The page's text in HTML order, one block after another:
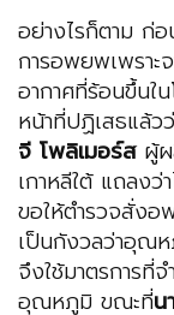
อย่างไรก็ตาม ก่
การอพยพเพราะ
อากาศที่ร้อนขึ้นใ
หน้าที่ปฏิเสธแล้ว
จี โพลิเมอร์สผู้ผ
เกาหลีใต้ แถลงว่
ขอให้ตำรวจสั่ง
เป็นกังวลว่าอุณ
จึงใช้มาตรการที่
อุณหภูมิ ขณะที่น